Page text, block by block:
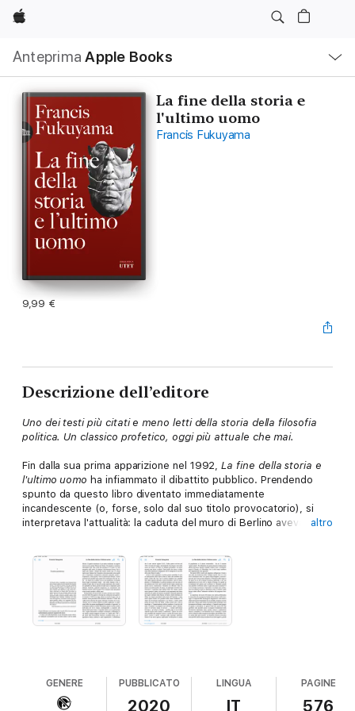
Apple
Anteprima Apple Books
locale
Apri
Menu
La fine della storia e
l'ultimo uomo
Francis Fukuyama
9,99 €
Descrizione dell’editore
Uno dei testi più citati e meno letti della storia della filosofia
politica. Un classico profetico, oggi più attuale che mai.
Fin dalla sua prima apparizione nel 1992,La fine della storia e
l'ultimo uomo ha infiammato il dibattito pubblico. Prendendo
spunto da questo libro diventato immediatamente
incandescente (o, forse, solo dal suo titolo provocatorio), si
interpretava l'attualità: la caduta del muro di Berlino aveva
procedeva la Storia umana era ormai canalizzata e irreversibile?
Per decenni, giornalisti, storici e politologi hanno gareggiato nel
fornire prove che confutassero questa tesi. Da un colpo di
stato in Perù a una fase transitoria di stagnazione economica
mondiale, fino agli attentati dell'11 settembre 2001, decine di
letto e compreso appieno. Perché in questo volume, rimasto
nei decenni come un classico del pensiero politico, Fukuyama
non si limita ad analizzare la fine dei regimi autoritari che
altro
GENERE PUBBLICATO
2020
LINGUA
IT
PAGINE
576